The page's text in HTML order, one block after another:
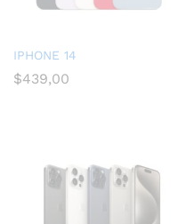
IPHONE 14
$439,00